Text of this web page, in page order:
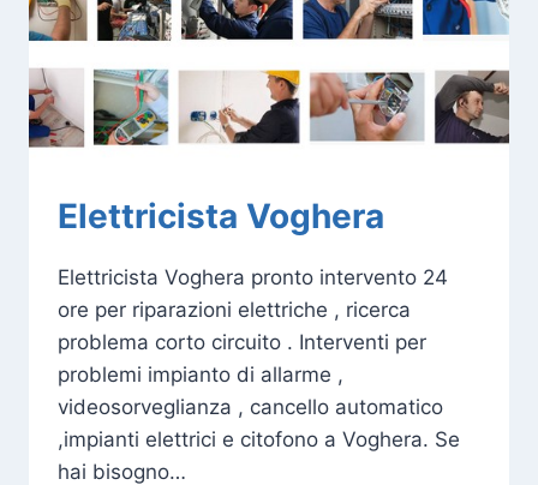
Elettricista Voghera
Elettricista Voghera pronto intervento 24
ore per riparazioni elettriche , ricerca
problema corto circuito . Interventi per
problemi impianto di allarme ,
videosorveglianza , cancello automatico
,impianti elettrici e citofono a Voghera. Se
hai bisogno…